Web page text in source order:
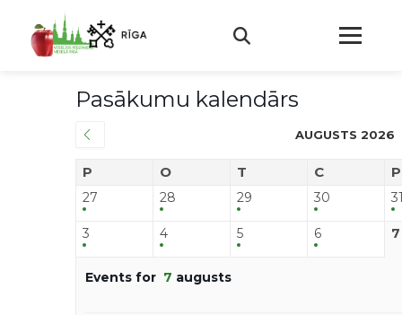
Pasākumu kalendārs
AUGUSTS 2026
P O T C
27 28 29 30
3 4 5 6 7
Events for 7 augusts